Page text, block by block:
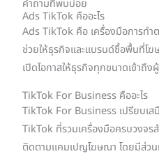
คำถามที่พบบ่อย
Ads TikTok คืออะไร
Ads TikTok คือ เครื่องมือการท
ช่วยให้ธุรกิจและแบรนด์ซื้อพื้นที่โฆ
เปิดโอกาสให้ธุรกิจทุกขนาดเข้าถึง
TikTok For Business คืออะไร
TikTok For Business เปรียบเ
TikTok ที่รวมเครื่องมือครบวงจร
ติดตามแคมเปญโฆษณา โดยมีส่ว